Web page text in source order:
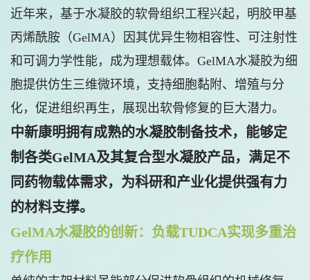
近年来，基于水凝胶的软骨组织工程兴起，明胶甲基
丙烯酰胺（GelMA）因其优异生物相容性、可注射性
和可调力学性能，成为理想载体。GelMA水凝胶为细
胞提供仿生三维微环境，支持细胞黏附、增殖与分
化，促进组织再生，展现出软骨修复的巨大潜力。
中新康明拥有成熟的水凝胶制备技术，能够定
制各类GelMA及其复合型水凝胶产品，满足不
同药物载体需求，为科研和产业化提供强有力
的材料支撑。
GelMA水凝胶的创新：负载TUDCA实现多重治
疗作用